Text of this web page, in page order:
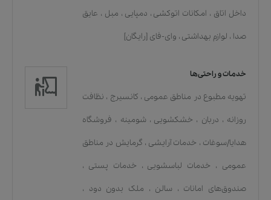
داخل اتاق ، امکانات اتوکشی ، دمپایی ، مبل ، عایق
صدا ، لوازم بهداشتی ، وای-فای [رایگان]
خدمات و راحتی‌ها
تهویه مطبوع در مناطق عمومی ، کانسیرج ، نظافت
روزانه ، دربان ، خشکشویی ، شومینه ، فروشگاه
هدایا/سوغات ، خدمات آرایشی ، گرمایش در مناطق
عمومی ، خدمات لباسشویی ، خدمات پستی ،
صندوق‌های امانات ، سالن ، ملک بدون دود ،